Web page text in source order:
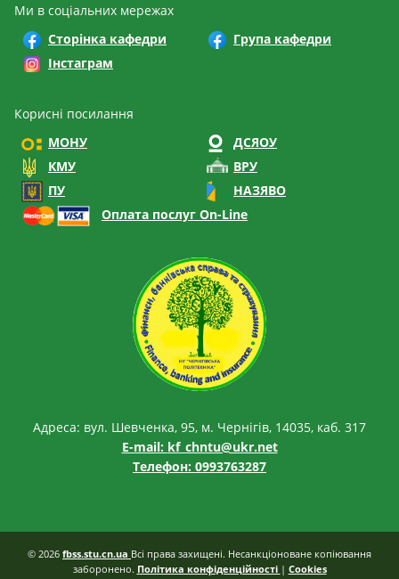
Ми в соціальних мережах
Сторінка кафедри
Група кафедри
Інстаграм
Корисні посилання
МОНУ
ДСЯОУ
КМУ
ВРУ
ПУ
НАЗЯВО
Оплата послуг On-Line
Адреса: вул. Шевченка, 95, м. Чернігів, 14035, каб. 317
E-mail: kf_chntu@ukr.net
Телефон: 0993763287
© 2026 fbss.stu.cn.ua Всі права захищені. Несанкціоноване копіювання
заборонено. Політика конфіденційності | Cookies